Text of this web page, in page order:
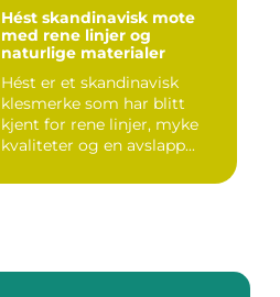
Hést skandinavisk mote
med rene linjer og
naturlige materialer
Hést er et skandinavisk
klesmerke som har blitt
kjent for rene linjer, myke
kvaliteter og en avslapp...